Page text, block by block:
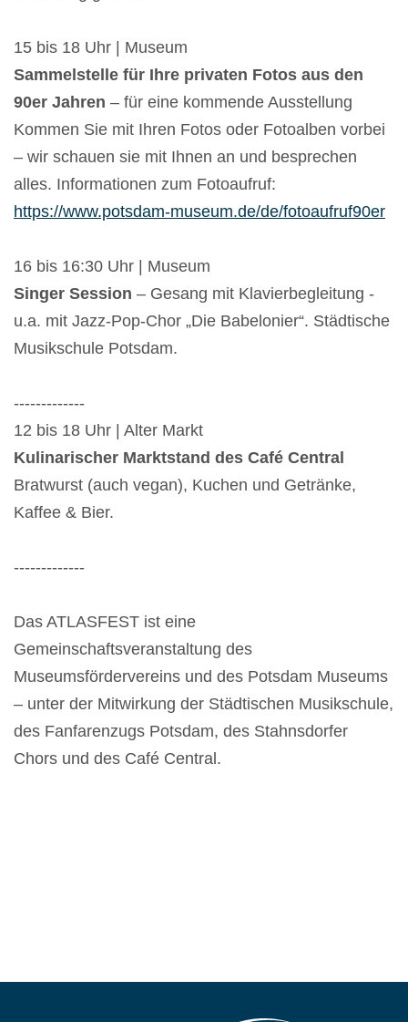
15 bis 18 Uhr | Museum
Sammelstelle für Ihre privaten Fotos aus den
90er Jahren – für eine kommende Ausstellung
Kommen Sie mit Ihren Fotos oder Fotoalben vorbei
– wir schauen sie mit Ihnen an und besprechen
alles. Informationen zum Fotoaufruf:
https://www.potsdam-museum.de/de/fotoaufruf90er
16 bis 16:30 Uhr | Museum
Singer Session – Gesang mit Klavierbegleitung -
u.a. mit Jazz-Pop-Chor „Die Babelonier“. Städtische
Musikschule Potsdam.
-------------
12 bis 18 Uhr | Alter Markt
Kulinarischer Marktstand des Café Central
Bratwurst (auch vegan), Kuchen und Getränke,
Kaffee & Bier.
-------------
Das ATLASFEST ist eine
Gemeinschaftsveranstaltung des
Museumsfördervereins und des Potsdam Museums
– unter der Mitwirkung der Städtischen Musikschule,
des Fanfarenzugs Potsdam, des Stahnsdorfer
Chors und des Café Central.